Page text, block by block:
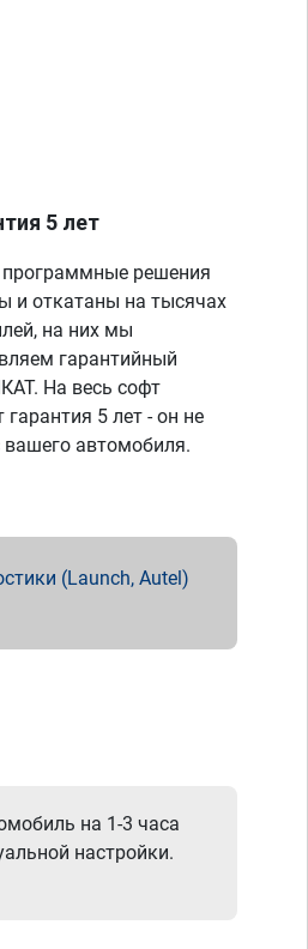
5 лет
решения
и откатаны на тысячах
на них мы
гарантийный
На весь софт
гарантия 5 лет - он не
вашего автомобиля.
(Launch, Autel)
на 1-3 часа
настройки.